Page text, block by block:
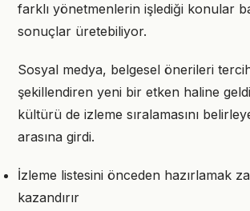
farklı yönetmenlerin işlediği konular
sonuçlar üretebiliyor.
Sosyal medya, belgesel önerileri
şekillendiren yeni bir etken haline
kültürü de izleme sıralamasını
arasına girdi.
İzleme listesini önceden hazırlamak
kazandırır